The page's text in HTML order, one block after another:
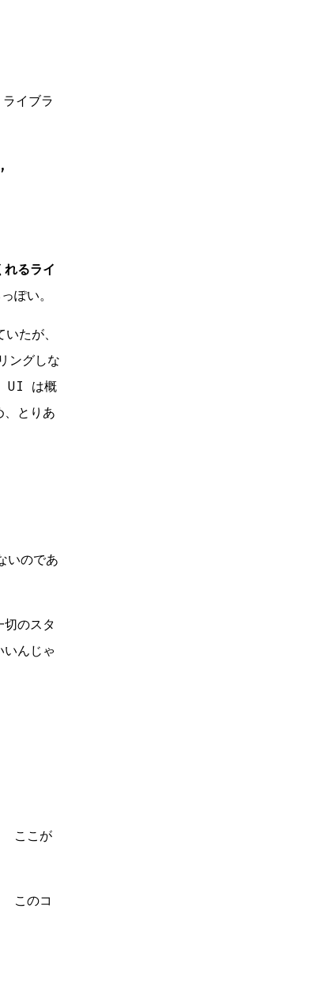
イブラ
るライ
ぽい。
たが、
ングしな
UI は概
、とりあ
いのであ
のスタ
んじゃ
ここが
このコ